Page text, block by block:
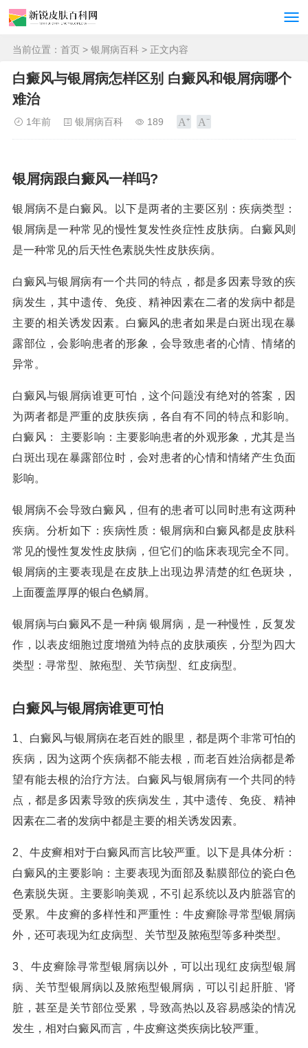
当前位置： 首页 > 银屑病百科 > 正文内容
白癜风与银屑病怎样区别 白癜风和银屑病哪个
难治
1年前 银屑病百科 189
银屑病跟白癜风一样吗?
银屑病不是白癜风。以下是两者的主要区别：疾病类型：
银屑病是一种常见的慢性复发性炎症性皮肤病。白癜风则
是一种常见的后天性色素脱失性皮肤疾病。
白癜风与银屑病有一个共同的特点，都是多因素导致的疾
病发生，其中遗传、免疫、精神因素在二者的发病中都是
主要的相关诱发因素。白癜风的患者如果是白斑出现在暴
露部位，会影响患者的形象，会导致患者的心情、情绪的
异常。
白癜风与银屑病谁更可怕，这个问题没有绝对的答案，因
为两者都是严重的皮肤疾病，各自有不同的特点和影响。
白癜风： 主要影响：主要影响患者的外观形象，尤其是当
白斑出现在暴露部位时，会对患者的心情和情绪产生负面
影响。
银屑病不会导致白癜风，但有的患者可以同时患有这两种
疾病。分析如下：疾病性质：银屑病和白癜风都是皮肤科
常见的慢性复发性皮肤病，但它们的临床表现完全不同。
银屑病的主要表现是在皮肤上出现边界清楚的红色斑块，
上面覆盖厚厚的银白色鳞屑。
银屑病与白癜风不是一种病 银屑病，是一种慢性，反复发
作，以表皮细胞过度增殖为特点的皮肤顽疾，分型为四大
类型：寻常型、脓疱型、关节病型、红皮病型。
白癜风与银屑病谁更可怕
1、白癜风与银屑病在老百姓的眼里，都是两个非常可怕的
疾病，因为这两个疾病都不能去根，而老百姓治病都是希
望有能去根的治疗方法。白癜风与银屑病有一个共同的特
点，都是多因素导致的疾病发生，其中遗传、免疫、精神
因素在二者的发病中都是主要的相关诱发因素。
2、牛皮癣相对于白癜风而言比较严重。以下是具体分析：
白癜风的主要影响：主要表现为面部及黏膜部位的瓷白色
色素脱失斑。主要影响美观，不引起系统以及内脏器官的
受累。牛皮癣的多样性和严重性：牛皮癣除寻常型银屑病
外，还可表现为红皮病型、关节型及脓疱型等多种类型。
3、牛皮癣除寻常型银屑病以外，可以出现红皮病型银屑
病、关节型银屑病以及脓疱型银屑病，可以引起肝脏、肾
脏，甚至是关节部位受累，导致高热以及容易感染的情况
发生，相对白癜风而言，牛皮癣这类疾病比较严重。